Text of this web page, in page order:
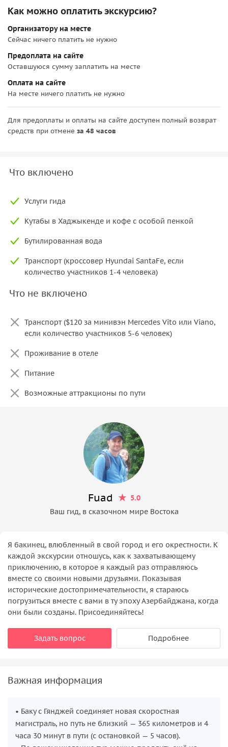
Как можно оплатить экскурсию?
Организатору на месте
Сейчас ничего платить не нужно
Предоплата на сайте
Оставшуюся сумму заплатить на месте
Оплата на сайте
На месте ничего платить не нужно
Для предоплаты и оплаты на сайте доступен полный возврат
средств при отмене за 48 часов
Что включено
Услуги гида
Кутабы в Хаджыкенде и кофе с особой пенкой
Бутилированная вода
Транспорт (кроссовер Hyundai SantaFe, если
количество участников 1-4 человека)
Что не включено
Транспорт ($120 за минивэн Mercedes Vito или Viano,
если количество участников 5-6 человек)
Проживание в отеле
Питание
Возможные аттракционы по пути
Fuad
5.0
Ваш гид, в сказочном мире Востока
Я бакинец, влюбленный в свой город и его окрестности. К
каждой экскурсии отношусь, как к захватывающему
приключению, в которое я каждый раз отправляюсь
вместе со своими новыми друзьями. Показывая
исторические достопримечательности, я стараюсь
погрузиться вместе с вами в ту эпоху Азербайджана, когда
они были созданы. Присоединяйтесь!
Задать вопрос Подробнее
Важная информация
• Баку с Гянджей соединяет новая скоростная
магистраль, но путь не близкий — 365 километров и 4
часа 30 минут в пути (с остановкой — 5 часов).